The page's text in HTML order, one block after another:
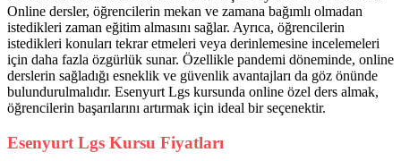
Online dersler, öğrencilerin mekan ve zamana bağımlı olmadan
istedikleri zaman eğitim almasını sağlar. Ayrıca, öğrencilerin
istedikleri konuları tekrar etmeleri veya derinlemesine incelemeleri
için daha fazla özgürlük sunar. Özellikle pandemi döneminde, online
derslerin sağladığı esneklik ve güvenlik avantajları da göz önünde
bulundurulmalıdır. Esenyurt Lgs kursunda online özel ders almak,
öğrencilerin başarılarını artırmak için ideal bir seçenektir.
Esenyurt Lgs Kursu Fiyatları